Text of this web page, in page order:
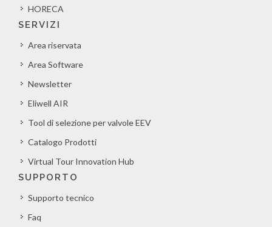
HORECA
SERVIZI
Area riservata
Area Software
Newsletter
Eliwell AIR
Tool di selezione per valvole EEV
Catalogo Prodotti
Virtual Tour Innovation Hub
SUPPORTO
Supporto tecnico
Faq